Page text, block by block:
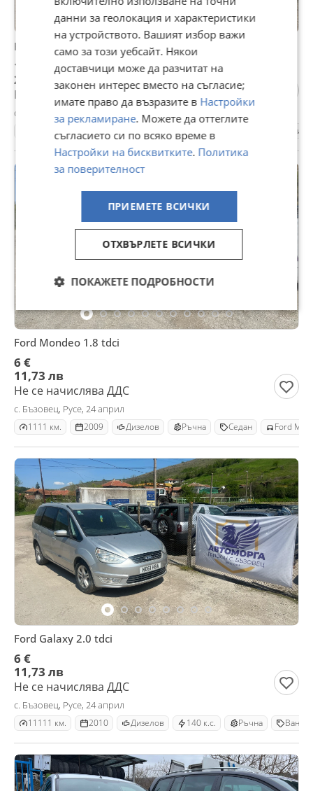
Ford S-Max 2.0 tdci
11 €
21,51 лв
Не се начислява ДДС
с. Бъзовец, Русе, 24 април
Ford Mondeo 1.8 tdci
6 €
11,73 лв
Не се начислява ДДС
с. Бъзовец, Русе, 24 април
1111 км. 2009 Дизелов Ръчна Седан Ford
Ford Galaxy 2.0 tdci
6 €
11,73 лв
Не се начислява ДДС
с. Бъзовец, Русе, 24 април
11111 км. 2010 Дизелов 140 к.с. Ръчна Ван
данни за геолокация и характеристики
на устройството. Вашият избор важи
само за този уебсайт. Някои
доставчици може да разчитат на
законен интерес вместо на съгласие;
имате право да възразите в Настройки
за рекламиране. Можете да оттеглите
съгласието си по всяко време в
Настройки на бисквитките. Политика
за поверителност
ПРИЕМЕТЕ ВСИЧКИ
ОТХВЪРЛЕТЕ ВСИЧКИ
ПОКАЖЕТЕ ПОДРОБНОСТИ